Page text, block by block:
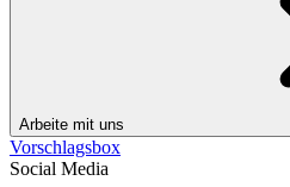
Arbeite mit uns
Vorschlagsbox
Social Media